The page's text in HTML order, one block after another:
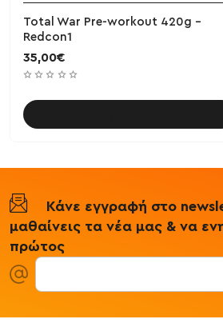
Total War Pre-workout 420g -
Redcon1
35,00€
Κάνε εγγραφή στο
μαθαίνεις τα νέα μας & να
πρώτος